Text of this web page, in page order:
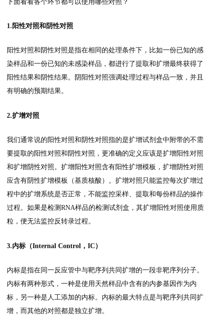
下面看看各个环节都可以使用哪些对照？
1.阳性对照和阴性对照
阳性对照和阴性对照是指在相同的处理条件下，比如一份已知的感
染样品和一份已知的未感染样品，都进行了提取和扩增最终获得了
阳性结果和阴性结果。阴阳性对照强调处理过程与样品一致，并且
有明确的预期结果。
2.扩增对照
我们通常说的阳性对照和阴性对照指的是扩增试剂盒中附带的不需
要提取的阳性对照和阴性对照，更准确的定义应该是扩增阳性对照
和扩增阴性对照。扩增阳性对照含有阳性扩增模板，扩增阴性对照
应含有阴性扩增模板（基质核酸）。扩增对照只能监控每次扩增过
程中的扩增系统是否正常，不能监控采样、提取和每份样品的操作
过程。如果是检测RNA样品的检测试剂盒，其扩增阳性对照使用质
粒，便无法监控反转录过程。
3.内标（Internal Control，IC）
内标是指在同一反应管中与靶序列共同扩增的一段非靶序列分子。
内标有两种形式，一种是使用天然样品中含有的内参基因作为内
标，另一种是人工添加的内标。内标的最大特点是与靶序列共同扩
增，而其他的对照都是独立扩增。